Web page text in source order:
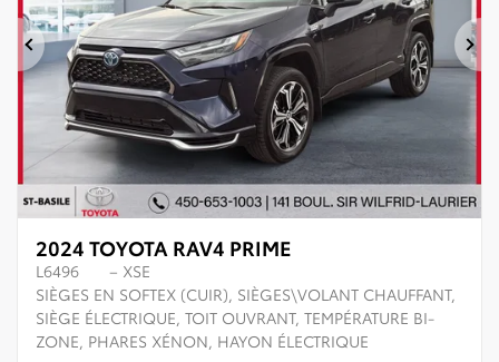
Previous
2024 TOYOTA RAV4 PRIME
L6496
– XSE
SIÈGES EN SOFTEX (CUIR), SIÈGES\VOLANT CHAUFFANT,
SIÈGE ÉLECTRIQUE, TOIT OUVRANT, TEMPÉRATURE BI-
ZONE, PHARES XÉNON, HAYON ÉLECTRIQUE